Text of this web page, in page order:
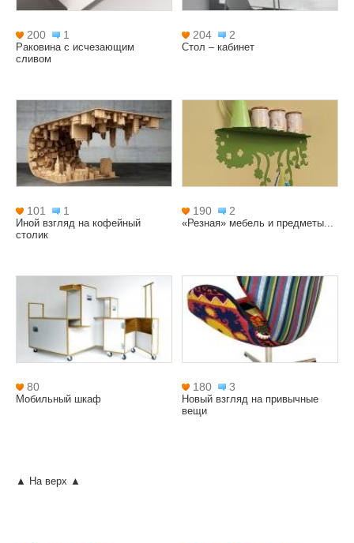
200 1
Раковина с исчезающим
сливом
204 2
Стол – кабинет
101 1
Иной взгляд на кофейный
столик
190 2
«Резная» мебель и предметы...
80
Мобильный шкаф
180 3
Новый взгляд на привычные
вещи
▲ На верх ▲